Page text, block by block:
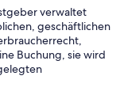
verwaltet
geschäftlichen
Buchung, sie wird